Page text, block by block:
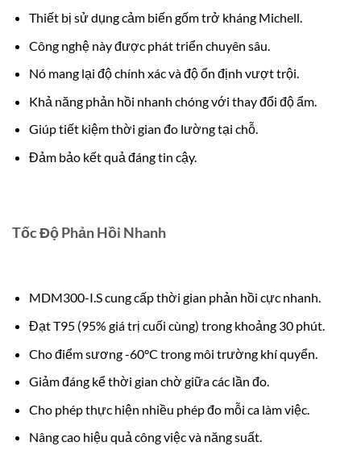
Thiết bị sử dụng cảm biến gốm trở kháng Michell.
Công nghệ này được phát triển chuyên sâu.
Nó mang lại độ chính xác và độ ổn định vượt trội.
Khả năng phản hồi nhanh chóng với thay đổi độ ẩm.
Giúp tiết kiệm thời gian đo lường tại chỗ.
Đảm bảo kết quả đáng tin cậy.
Tốc Độ Phản Hồi Nhanh
MDM300-I.S cung cấp thời gian phản hồi cực nhanh.
Đạt T95 (95% giá trị cuối cùng) trong khoảng 30 phút.
Cho điểm sương -60°C trong môi trường khí quyển.
Giảm đáng kể thời gian chờ giữa các lần đo.
Cho phép thực hiện nhiều phép đo mỗi ca làm việc.
Nâng cao hiệu quả công việc và năng suất.